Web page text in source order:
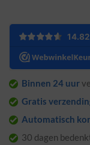
Binnen 24 uur
Gratis
Automatisch
30 dagen